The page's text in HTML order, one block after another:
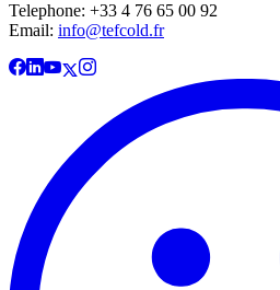
Telephone: +33 4 76 65 00 92
Email: info@tefcold.fr